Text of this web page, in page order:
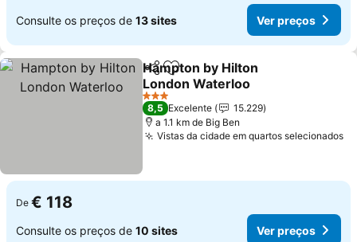
Consulte os preços de 13 sites Ver preços
PartilharAdicionar aos favoritos
Hampton by Hilton
London Waterloo
Ver preços
3 Estrelas
8,5 Excelente
15.229
a 1.1 km de Big Ben
Vistas da cidade em quartos selecionados
De € 118
Consulte os preços de 10 sites Ver preços